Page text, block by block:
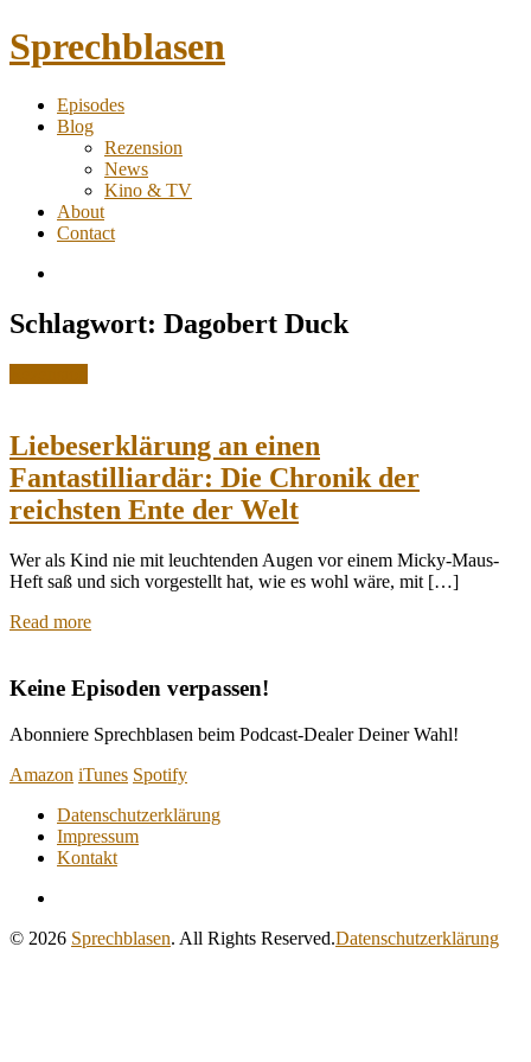
Sprechblasen
Comic
Podcast
Episodes
BlogToggle
child
menu
Rezension
News
Kino & TV
About
Contact
Toggle
navigation
Schlagwort: Dagobert Duck
Liebeserklärung an einen
Fantastilliardär: Die Chronik der
reichsten Ente der Welt
Wer als Kind nie mit leuchtenden Augen vor einem Micky-Maus-
Heft saß und sich vorgestellt hat, wie es wohl wäre, mit […]
Read more
Keine Episoden verpassen!
Abonniere Sprechblasen beim Podcast-Dealer Deiner Wahl!
Amazon iTunes Spotify
Datenschutzerklärung
Impressum
Kontakt
© 2026 Sprechblasen. All Rights Reserved.Datenschutzerklärung